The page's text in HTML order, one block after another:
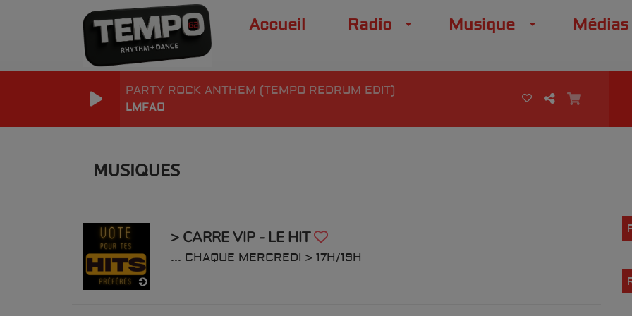
Accueil Radio Musique Médias
PARTY ROCK ANTHEM (TEMPO REDRUM EDIT)
LMFAO
MUSIQUES
> CARRE VIP - LE HIT
... CHAQUE MERCREDI > 17H/19H